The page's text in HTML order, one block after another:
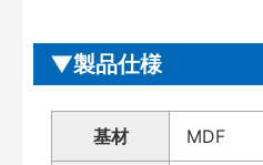
製品仕様
基材 MDF